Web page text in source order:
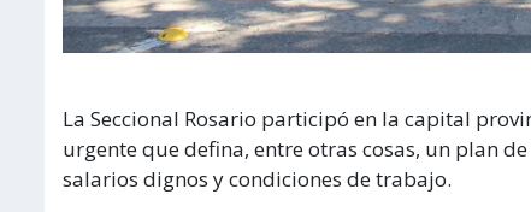
La Seccional Rosario participó en la capital
urgente que defina, entre otras cosas, un plan
salarios dignos y condiciones de trabajo.